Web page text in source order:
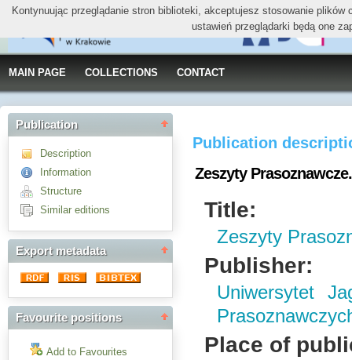
MAIN PAGE COLLECTIONS CONTACT
Publication
Description
Information
Structure
Similar editions
Export metadata
Favourite positions
Add to Favourites
Publication
Zeszyty
Title:
Zeszyty
Publisher:
Uniwersytet
Place of
Kontynuując przeglądanie stron biblioteki, akceptujesz stosowanie
ustawień przeglądarki będą one